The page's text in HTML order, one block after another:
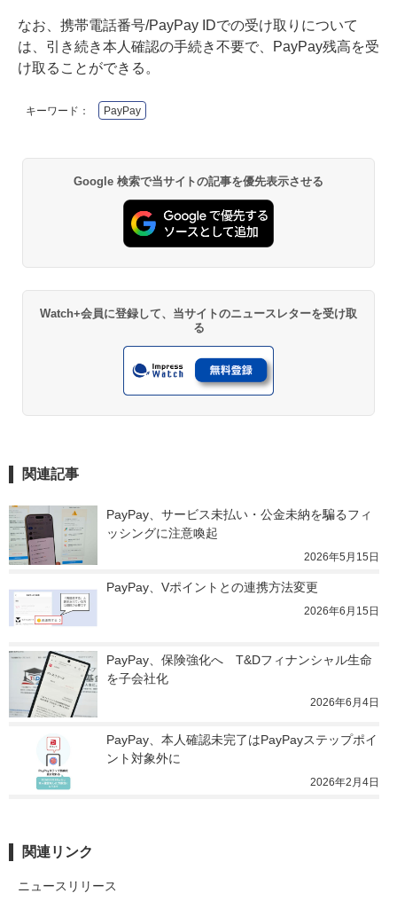
なお、携帯電話番号/PayPay IDでの受け取りについて
は、引き続き本人確認の手続き不要で、PayPay残高を受
け取ることができる。
キーワード： PayPay
Google 検索で当サイトの記事を優先表示させる
Watch+会員に登録して、当サイトのニュースレターを受け取
る
関連記事
PayPay、サービス未払い・公金未納を騙るフィ
ッシングに注意喚起
2026年5月15日
PayPay、Vポイントとの連携方法変更
2026年6月15日
PayPay、保険強化へ　T&Dフィナンシャル生命
を子会社化
2026年6月4日
PayPay、本人確認未完了はPayPayステップポイ
ント対象外に
2026年2月4日
関連リンク
ニュースリリース